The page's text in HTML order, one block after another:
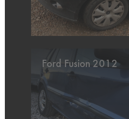
Ford Fusion 2012